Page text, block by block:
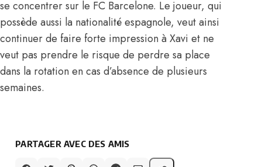
se concentrer sur le FC Barcelone. Le joueur, qui
possède aussi la nationalité espagnole, veut ainsi
continuer de faire forte impression à Xavi et ne
veut pas prendre le risque de perdre sa place
dans la rotation en cas d’absence de plusieurs
semaines.
PARTAGER AVEC DES AMIS